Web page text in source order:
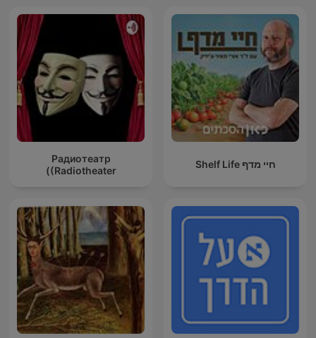
חיי מדף Shelf Life
Радиотеатр
(Radiotheater)